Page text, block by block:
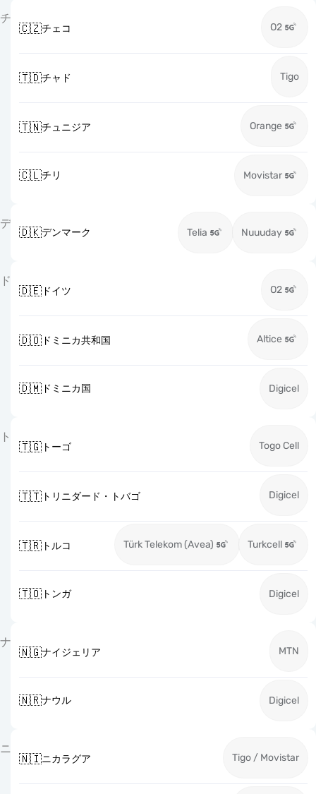
チ
🇨🇿チェコ O2
🇹🇩チャド Tigo
🇹🇳チュニジア Orange
🇨🇱チリ Movistar
デ
🇩🇰デンマーク Telia Nuuuday
ド
🇩🇪ドイツ O2
🇩🇴ドミニカ共和国 Altice
🇩🇲ドミニカ国 Digicel
ト
🇹🇬トーゴ Togo Cell
🇹🇹トリニダード・トバゴ Digicel
🇹🇷トルコ Türk Telekom (Avea) Turkcell
🇹🇴トンガ Digicel
ナ
🇳🇬ナイジェリア MTN
🇳🇷ナウル Digicel
ニ
🇳🇮ニカラグア Tigo / Movistar